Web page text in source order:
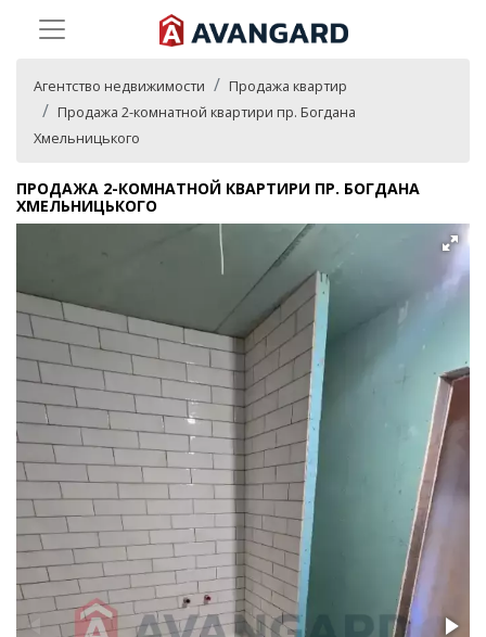
Агентство недвижимости
Продажа квартир
Продажа 2-комнатной квартири пр. Богдана
Хмельницького
ПРОДАЖА 2-КОМНАТНОЙ КВАРТИРИ ПР. БОГДАНА
ХМЕЛЬНИЦЬКОГО